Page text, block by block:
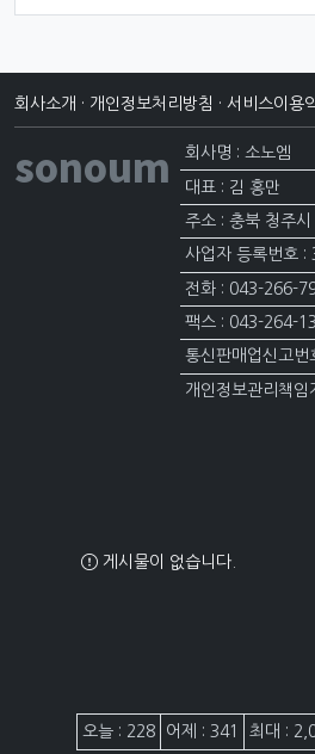
회사소개 · 개인정보처리방침 · 서비스이용
sonoum 회사명 : 소노엠
대표 : 김 홍만
주소 : 충북 청주
사업자 등록번호
전화 : 043-266-
팩스 : 043-264-
통신판매업신고
개인정보관리책
게시물이 없습니다.
접속자집계
오늘 : 228 어제 : 341 최대 :